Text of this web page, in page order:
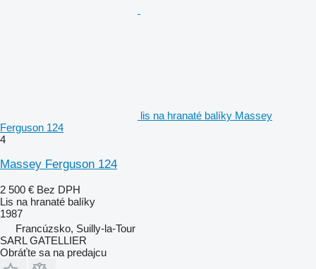
lis na hranaté balíky Massey
Ferguson 124
4
Massey Ferguson 124
2 500 € Bez DPH
Lis na hranaté balíky
1987
Francúzsko, Suilly-la-Tour
SARL GATELLIER
Obráťte sa na predajcu